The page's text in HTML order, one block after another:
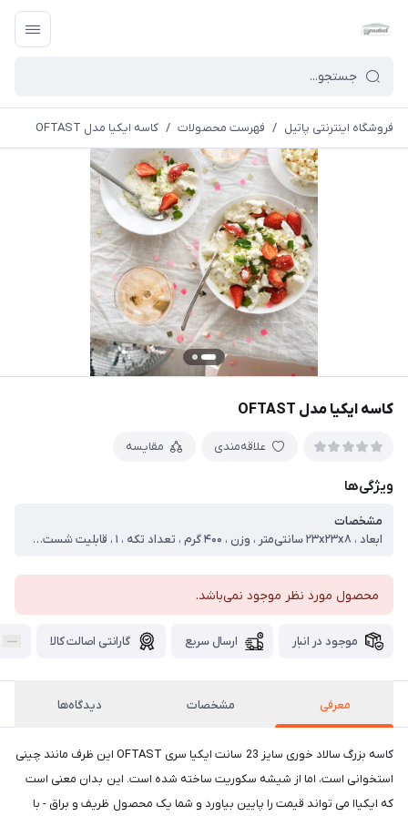
فروشگاه اینترنتی پاتیل / فهرست محصولات / کاسه ایکیا مدل OFTAST
کاسه ایکیا مدل OFTAST
علاقه‌مندی مقایسه
ویژگی‌ها
مشخصات
ابعاد ، ۲۳x۲۳x۸ سانتی‌متر ، وزن ، ۴۰۰ گرم ، تعداد تکه ، ۱ ، قابلیت شست‌وشو ، با ماشین ظرف‌شویی
محصول مورد نظر موجود نمی‌باشد.
موجود در انبار ارسال سریع گارانتی اصالت کالا
معرفی مشخصات دیدگاه‌ها
کاسه بزرگ سالاد خوری سایز 23 سانت ایکیا سری OFTAST این ظرف مانند چینی
استخوانی است، اما از شیشه سکوریت ساخته شده است. این بدان معنی است
که ایکیاا می تواند قیمت را پایین بیاورد و شما یک محصول ظریف و براق - با